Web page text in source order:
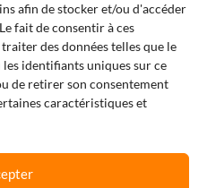
afin de stocker et/ou d'accéder
fait de consentir à ces
des données telles que le
identifiants uniques sur ce
de retirer son consentement
caractéristiques et
de Service S, 4e
H9R 0A5